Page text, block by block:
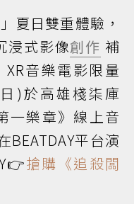
夏日雙重體驗，
浸式影像創作 補
音樂電影限量
)於高雄棧柒庫
一樂章》線上音
平台演
搶購《追殺闆